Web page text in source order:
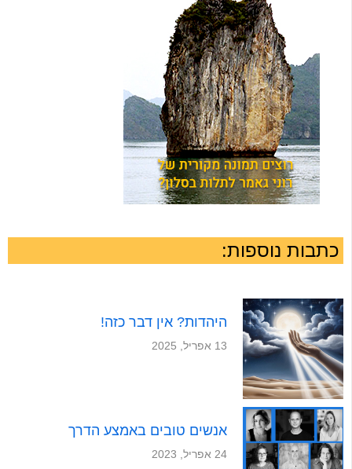
כתבות נוספות:
היהדות? אין דבר כזה!
13 אפריל, 2025
אנשים טובים באמצע הדרך
24 אפריל, 2023